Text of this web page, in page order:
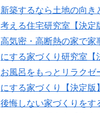
新築するなら土地の向き
考える住宅研究室【決定
高気密・高断熱の家で家
にする家づくり研究室【
お風呂をもっとリラクゼ
にする家づくり【決定版】
後悔しない家づくりをす